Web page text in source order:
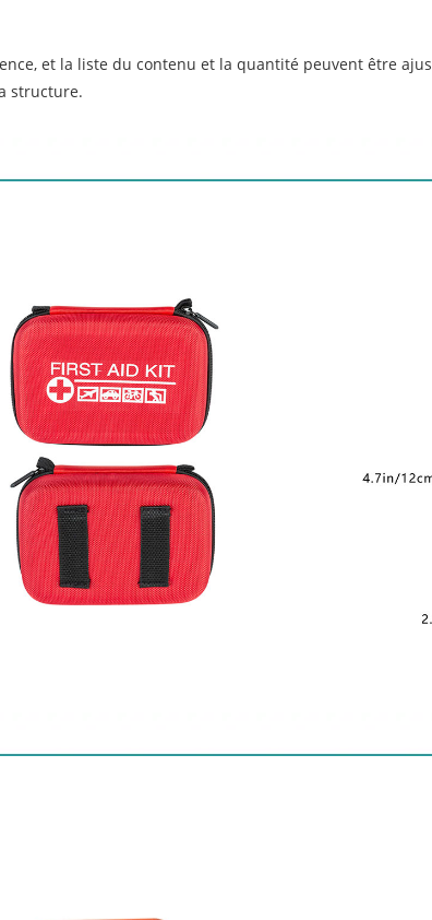
et la liste du contenu et la quantité peuvent être
structure.